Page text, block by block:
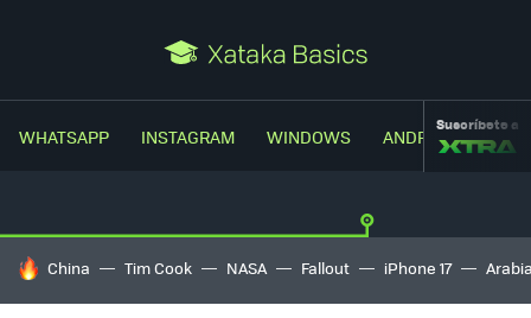
WHATSAPP INSTAGRAM WINDOWS ANDROIDSuscríbete a
HOY SE HABLA DE
China Tim Cook NASA Fallout iPhone 17